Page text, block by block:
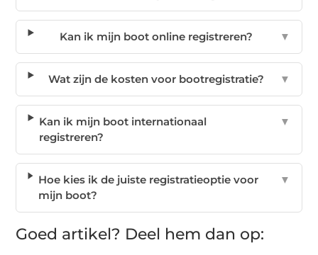
Kan ik mijn boot online registreren? ▼
Wat zijn de kosten voor bootregistratie? ▼
Kan ik mijn boot internationaal
registreren?
▼
Hoe kies ik de juiste registratieoptie voor
mijn boot?
▼
Goed artikel? Deel hem dan op: